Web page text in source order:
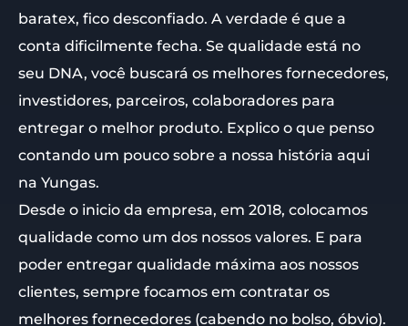
baratex, fico desconfiado. A verdade é que a
conta dificilmente fecha. Se qualidade está no
seu DNA, você buscará os melhores fornecedores,
investidores, parceiros, colaboradores para
entregar o melhor produto. Explico o que penso
contando um pouco sobre a nossa história aqui
na Yungas.
Desde o inicio da empresa, em 2018, colocamos
qualidade como um dos nossos valores. E para
poder entregar qualidade máxima aos nossos
clientes, sempre focamos em contratar os
melhores fornecedores (cabendo no bolso, óbvio).